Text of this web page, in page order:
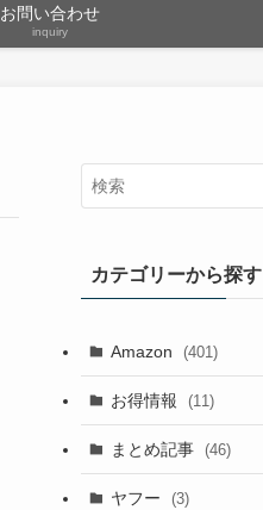
お問い合わせ
inquiry
カテゴリーから探す
Amazon (401)
お得情報 (11)
まとめ記事 (46)
ヤフー (3)